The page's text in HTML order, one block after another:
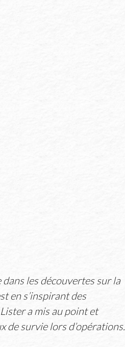
les découvertes sur la
en s’inspirant des
a mis au point et
de survie lors d’opérations.